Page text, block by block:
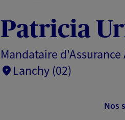
Patricia
Mandataire d'Assurance
Lanchy (02)
Nos